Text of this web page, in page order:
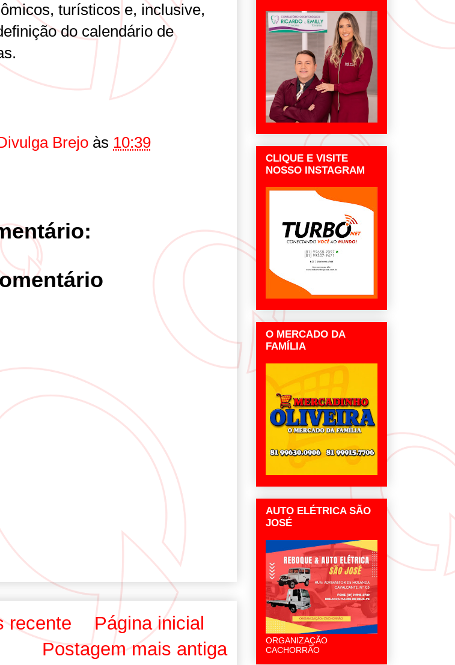
turísticos e, inclusive,
do calendário de
Brejo às 10:39
recente
Postagem mais antiga
Página inicial
CLIQUE E VISITE
NOSSO INSTAGRAM
O MERCADO DA
FAMÍLIA
AUTO ELÉTRICA SÃO
JOSÉ
ORGANIZAÇÃO
CACHORRÃO